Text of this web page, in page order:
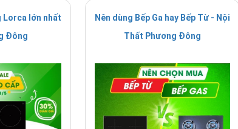
độ rửa dựa vào đổ bẩn của bát đĩa.
dưới dạng tia phun tạo áp lực mạnh khi rửa làm bát đĩa
tổn thất hư hại, bảo vệ máy khỏi hư hỏng không dáng có.
Lorca lớn nhất
Đông
Nên dùng Bếp Ga hay Bếp Từ - Nội
Thất Phương Đông